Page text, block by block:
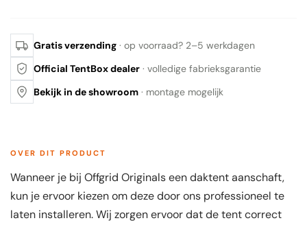
Gratis verzending · op voorraad? 2–5 werkdagen
Official TentBox dealer · volledige fabrieksgarantie
Bekijk in de showroom · montage mogelijk
OVER DIT PRODUCT
Wanneer je bij Offgrid Originals een daktent aanschaft,
kun je ervoor kiezen om deze door ons professioneel te
laten installeren. Wij zorgen ervoor dat de tent correct